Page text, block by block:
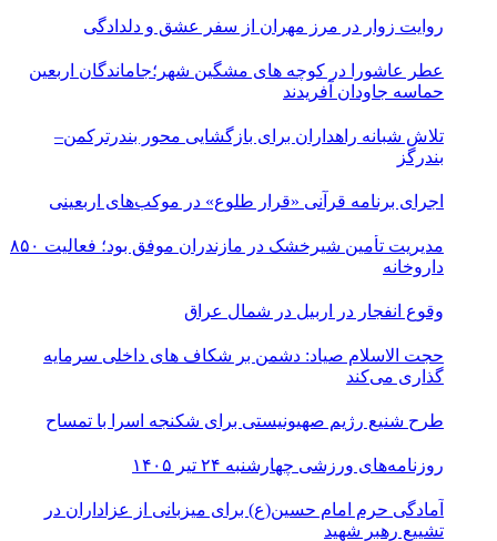
روایت زوار در مرز مهران از سفر عشق و دلدادگی
عطر عاشورا در کوچه های مشگین شهر؛جاماندگان اربعین
حماسه جاودان آفریدند
تلاش شبانه راهداران برای بازگشایی محور بندرترکمن–
بندرگز
اجرای برنامه قرآنی «قرار طلوع» در موکب‌های اربعینی
مدیریت تأمین شیرخشک در مازندران موفق بود؛ فعالیت ۸۵۰
داروخانه
وقوع انفجار در اربیل در شمال عراق
حجت الاسلام صیاد: دشمن بر شکاف‌ های داخلی سرمایه‌
گذاری می‌کند
طرح شنیع رژیم صهیونیستی برای شکنجه اسرا با تمساح
روزنامه‌های ورزشی چهارشنبه ۲۴ تیر ۱۴۰۵
آمادگی حرم امام حسین(ع) برای میزبانی از عزاداران در
تشییع رهبر شهید